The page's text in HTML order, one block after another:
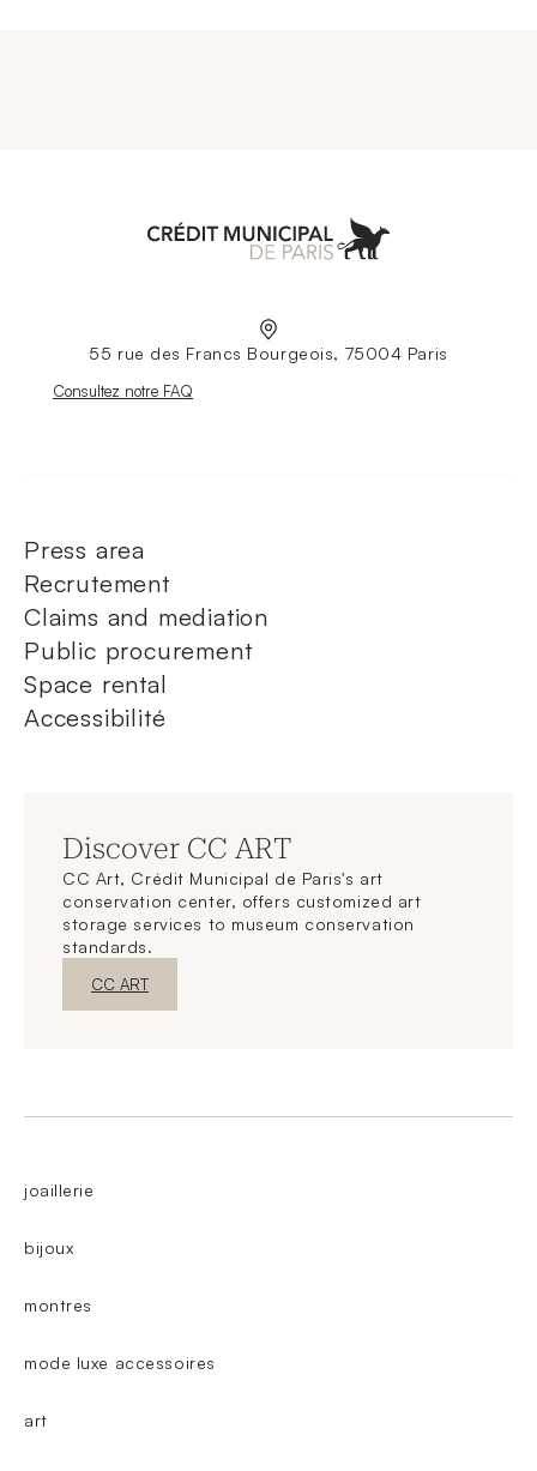
55 rue des Francs Bourgeois, 75004 Paris
Nouvelle fenêtre
Consultez notre FAQ
Press area
Recrutement
Claims and mediation
Public procurement
Space rental
Accessibilité
Discover CC ART
CC Art, Crédit Municipal de Paris's art
conservation center, offers customized art
storage services to museum conservation
standards.
New WindowDiscover
CC ART
joaillerie
bijoux
montres
mode luxe accessoires
art